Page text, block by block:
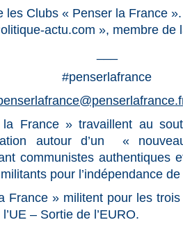
les Clubs « Penser la France
actu.com », membre
#penserlafrance
France » travaillent au
autour d’un «
communistes authentiques
pour l’indépendance
France » militent pour les
– Sortie de l’EURO.